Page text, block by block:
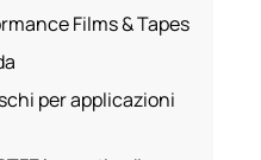
Films & Tapes
per applicazioni